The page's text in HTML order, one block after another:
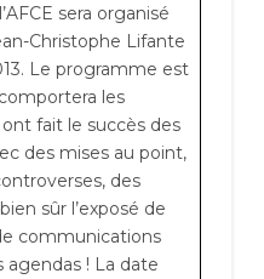
sera organisé
Christophe Lifante
Le programme est
les
fait le succès des
des mises au point,
des
sûr l’exposé de
communications
agendas ! La date